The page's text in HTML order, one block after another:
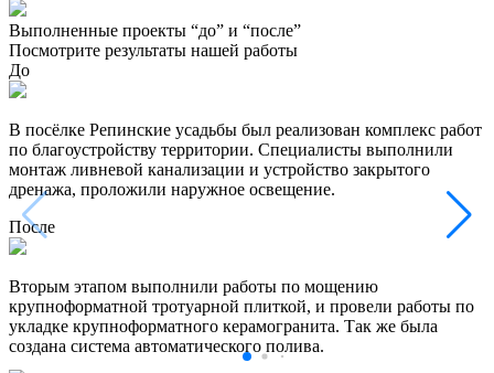
Выполненные проекты “до” и “после”
Посмотрите результаты нашей работы
До
В посёлке Репинские усадьбы был реализован комплекс работ
по благоустройству территории. Специалисты выполнили
монтаж ливневой канализации и устройство закрытого
дренажа, проложили наружное освещение.
После
Вторым этапом выполнили работы по мощению
крупноформатной тротуарной плиткой, и провели работы по
укладке крупноформатного керамогранита. Так же была
создана система автоматического полива.